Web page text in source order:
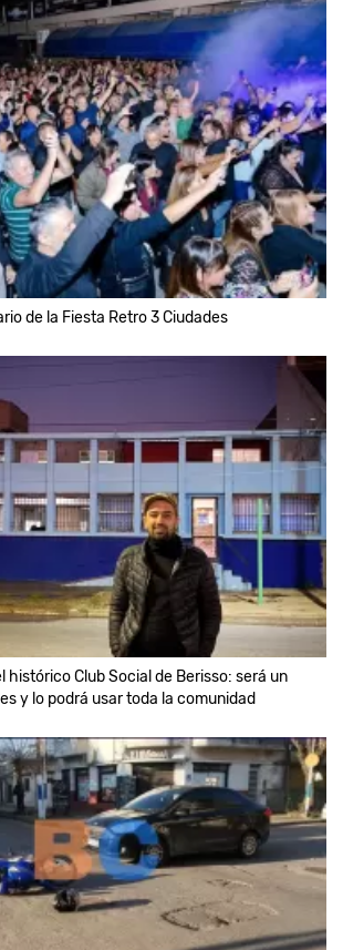
de la Fiesta Retro 3 Ciudades
histórico Club Social de Berisso: será un
y lo podrá usar toda la comunidad